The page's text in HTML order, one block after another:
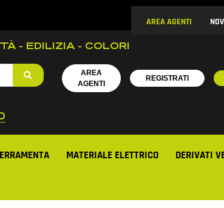
AREA AGENTI
- EDILIZIA - COLORI
AREA
AGENTI
REGISTRATI
MATERIALE ELETTRICO
DERIVATI